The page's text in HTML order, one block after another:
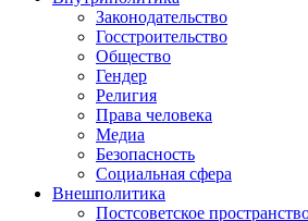
Законодательство
Госстроительство
Общество
Гендер
Религия
Права человека
Медиа
Безопасность
Социальная сфера
Внешполитика
Постсоветское